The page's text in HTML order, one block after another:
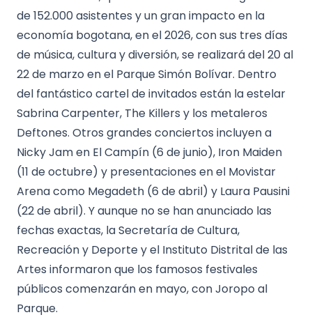
de 152.000 asistentes y un gran impacto en la
economía bogotana, en el 2026, con sus tres días
de música, cultura y diversión, se realizará del 20 al
22 de marzo en el Parque Simón Bolívar. Dentro
del fantástico cartel de invitados están la estelar
Sabrina Carpenter, The Killers y los metaleros
Deftones. Otros grandes conciertos incluyen a
Nicky Jam en El Campín (6 de junio), Iron Maiden
(11 de octubre) y presentaciones en el Movistar
Arena como Megadeth (6 de abril) y Laura Pausini
(22 de abril). Y aunque no se han anunciado las
fechas exactas, la Secretaría de Cultura,
Recreación y Deporte y el Instituto Distrital de las
Artes informaron que los famosos festivales
públicos comenzarán en mayo, con Joropo al
Parque.